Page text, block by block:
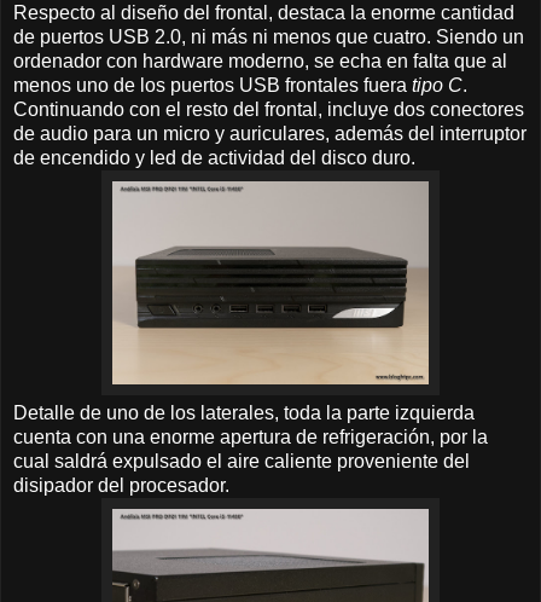
Respecto al diseño del frontal, destaca la enorme cantidad
de puertos USB 2.0, ni más ni menos que cuatro. Siendo un
ordenador con hardware moderno, se echa en falta que al
menos uno de los puertos USB frontales fuera tipo C.
Continuando con el resto del frontal, incluye dos conectores
de audio para un micro y auriculares, además del interruptor
de encendido y led de actividad del disco duro.
Detalle de uno de los laterales, toda la parte izquierda
cuenta con una enorme apertura de refrigeración, por la
cual saldrá expulsado el aire caliente proveniente del
disipador del procesador.